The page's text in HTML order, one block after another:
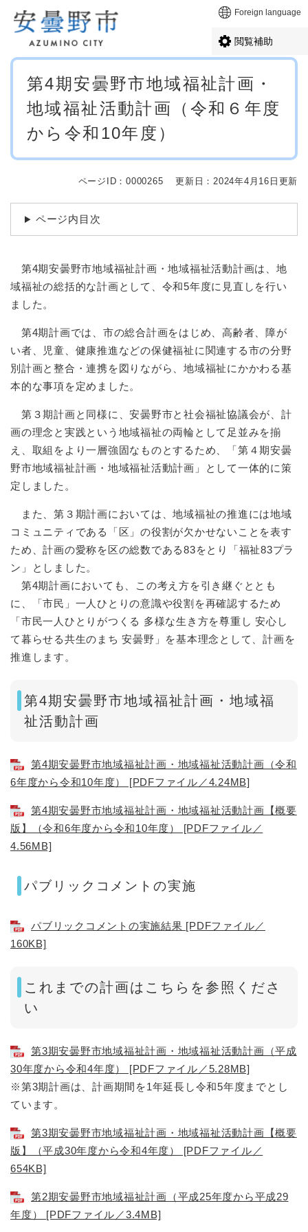
メニューを飛ばして本文へ Foreign language
閲覧補助
本
第4期安曇野市地域福祉計画・
地域福祉活動計画（令和６年度
から令和10年度）
ページID：0000265 更新日：2024年4月16日更新
ページ内目次
第4期安曇野市地域福祉計画・地域福祉活動計画は、地
域福祉の総括的な計画として、令和5年度に見直しを行い
ました。
第4期計画では、市の総合計画をはじめ、高齢者、障が
い者、児童、健康推進などの保健福祉に関連する市の分野
別計画と整合・連携を図りながら、地域福祉にかかわる基
本的な事項を定めました。
第３期計画と同様に、安曇野市と社会福祉協議会が、計
画の理念と実践という地域福祉の両輪として足並みを揃
え、取組をより一層強固なものとするため、「第４期安曇
野市地域福祉計画・地域福祉活動計画」として一体的に策
定しました。
また、第３期計画においては、地域福祉の推進には地域
コミュニティである「区」の役割が欠かせないことを表す
ため、計画の愛称を区の総数である83をとり「福祉83プラ
ン」としました。
第4期計画においても、この考え方を引き継ぐととも
に、「市民」一人ひとりの意識や役割を再確認するため
「市民一人ひとりがつくる 多様な生き方を尊重し 安心し
て暮らせる共生のまち 安曇野」を基本理念として、計画を
推進します。
第4期安曇野市地域福祉計画・地域福
祉活動計画
第4期安曇野市地域福祉計画・地域福祉活動計画（令和
6年度から令和10年度） [PDFファイル／4.24MB]
第4期安曇野市地域福祉計画・地域福祉活動計画【概要
版】（令和6年度から令和10年度） [PDFファイル／
4.56MB]
パブリックコメントの実施
パブリックコメントの実施結果 [PDFファイル／
160KB]
これまでの計画はこちらを参照くださ
い
第3期安曇野市地域福祉計画・地域福祉活動計画（平成
30年度から令和4年度） [PDFファイル／5.28MB]
※第3期計画は、計画期間を1年延長し令和5年度までとし
ています。
第3期安曇野市地域福祉計画・地域福祉活動計画【概要
版】（平成30年度から令和4年度） [PDFファイル／
654KB]
第2期安曇野市地域福祉計画（平成25年度から平成29
年度） [PDFファイル／3.4MB]